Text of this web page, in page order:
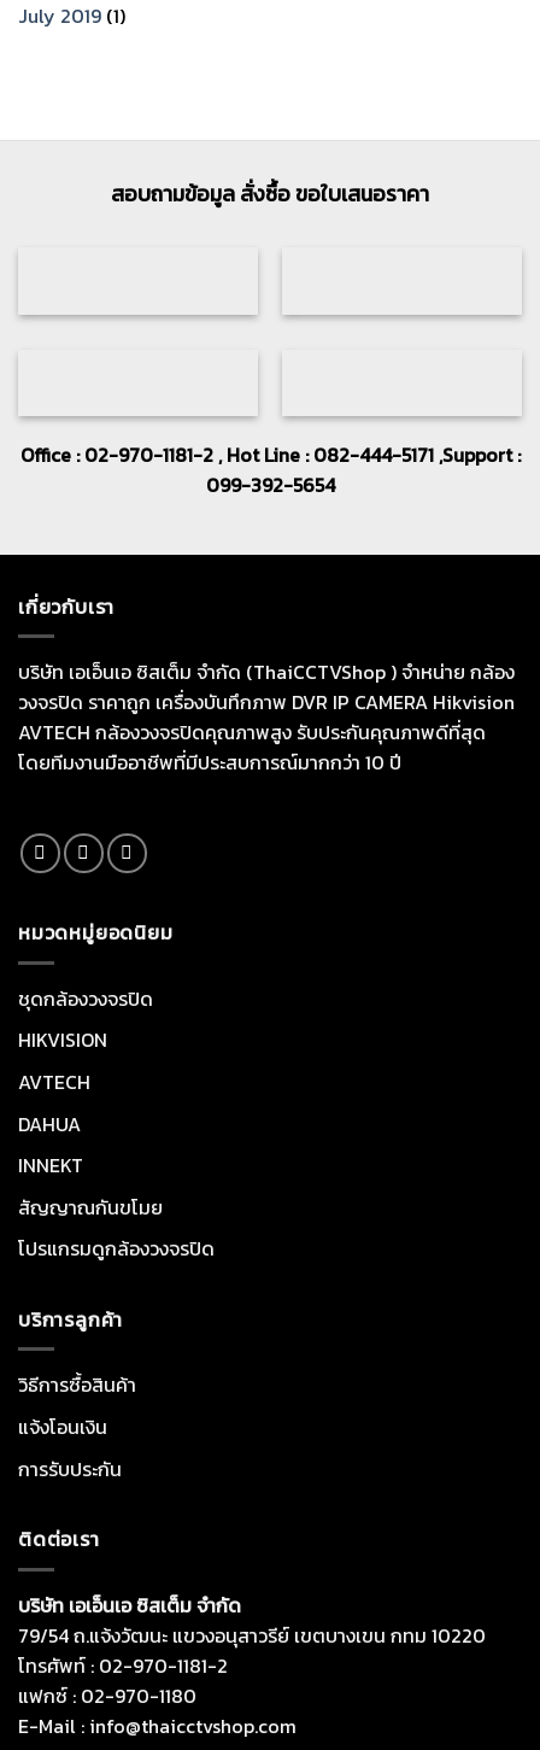
July 2019 (1)
สอบถามข้อมูล สั่งซื้อ ขอใบเสนอราคา
Office : 02-970-1181-2 , Hot Line : 082-444-5171 ,Support :
099-392-5654
เกี่ยวกับเรา
บริษัท เอเอ็นเอ ซิสเต็ม จำกัด (ThaiCCTVShop ) จำหน่าย กล้อง
วงจรปิด ราคาถูก เครื่องบันทึกภาพ DVR IP CAMERA Hikvision
AVTECH กล้องวงจรปิดคุณภาพสูง รับประกันคุณภาพดีที่สุด
โดยทีมงานมืออาชีพที่มีประสบการณ์มากกว่า 10 ปี
หมวดหมู่ยอดนิยม
ชุดกล้องวงจรปิด
HIKVISION
AVTECH
DAHUA
INNEKT
สัญญาณกันขโมย
โปรแกรมดูกล้องวงจรปิด
บริการลูกค้า
วิธีการซื้อสินค้า
แจ้งโอนเงิน
การรับประกัน
ติดต่อเรา
บริษัท เอเอ็นเอ ซิสเต็ม จำกัด
79/54 ถ.แจ้งวัฒนะ แขวงอนุสาวรีย์ เขตบางเขน กทม 10220
โทรศัพท์ : 02-970-1181-2
แฟกซ์ : 02-970-1180
E-Mail : info@thaicctvshop.com